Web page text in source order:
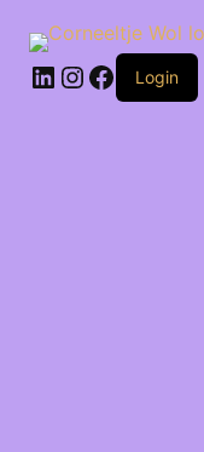
naar
inhoudLinkedIn
Instagram
Facebook
Login